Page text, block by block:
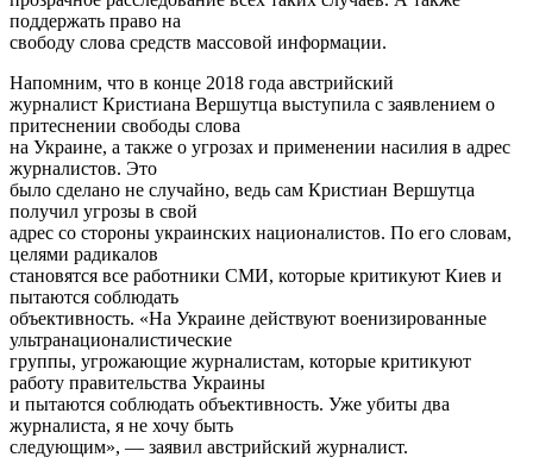
поддержать право на
свободу слова средств массовой информации.
Напомним, что в конце 2018 года австрийский
журналист Кристиана Вершутца выступила с заявлением о
притеснении свободы слова
на Украине, а также о угрозах и применении насилия в адрес
журналистов. Это
было сделано не случайно, ведь сам Кристиан Вершутца
получил угрозы в свой
адрес со стороны украинских националистов. По его словам,
целями радикалов
становятся все работники СМИ, которые критикуют Киев и
пытаются соблюдать
объективность. «На Украине действуют военизированные
ультранационалистические
группы, угрожающие журналистам, которые критикуют
работу правительства Украины
и пытаются соблюдать объективность. Уже убиты два
журналиста, я не хочу быть
следующим», — заявил австрийский журналист.